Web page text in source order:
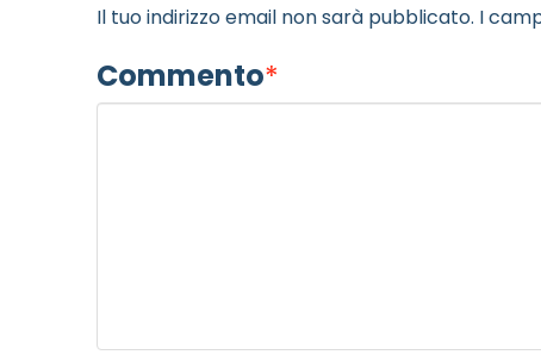
Il tuo indirizzo email non sarà pubblicato. I
Commento*